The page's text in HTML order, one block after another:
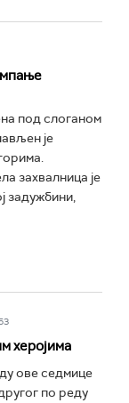
под слоганом
је
захвалница је
задужбини,
херојима
ове седмице
по реду